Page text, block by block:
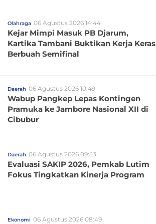
Olahraga 06 Agustus 2026 14:44
Kejar Mimpi Masuk PB Djarum,
Kartika Tambani Buktikan Kerja Keras
Berbuah Semifinal
Daerah 06 Agustus 2026 10:49
Wabup Pangkep Lepas Kontingen
Pramuka ke Jambore Nasional XII di
Cibubur
Daerah 06 Agustus 2026 09:53
Evaluasi SAKIP 2026, Pemkab Lutim
Fokus Tingkatkan Kinerja Program
Ekonomi 06 Agustus 2026 08:49